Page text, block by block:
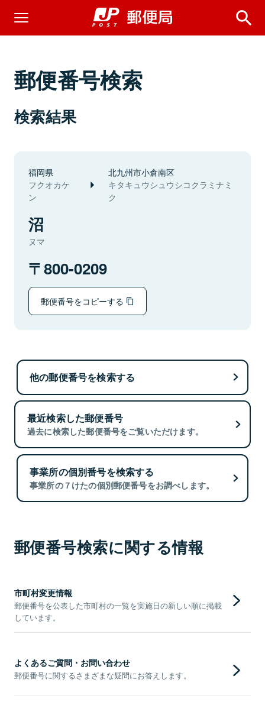
郵便番号検索
検索結果
福岡県
フクオカケ
ン
北九州市小倉南区
キタキュウシュウシコクラミナミ
ク
沼
ヌマ
800-0209
郵便番号をコピーする
他の郵便番号を検索する
最近検索した郵便番号
過去に検索した郵便番号をご覧いただけます。
事業所の個別番号を検索する
事業所の７けたの個別郵便番号をお調べします。
郵便番号検索に関する情報
市町村変更情報
郵便番号を公表した市町村の一覧を実施日の新しい順に掲載
しています。
よくあるご質問・お問い合わせ
郵便番号に関するさまざまな疑問にお答えします。